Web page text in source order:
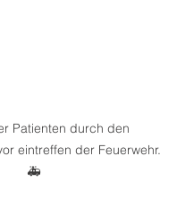
Patienten durch den
eintreffen der Feuerwehr.
🚑